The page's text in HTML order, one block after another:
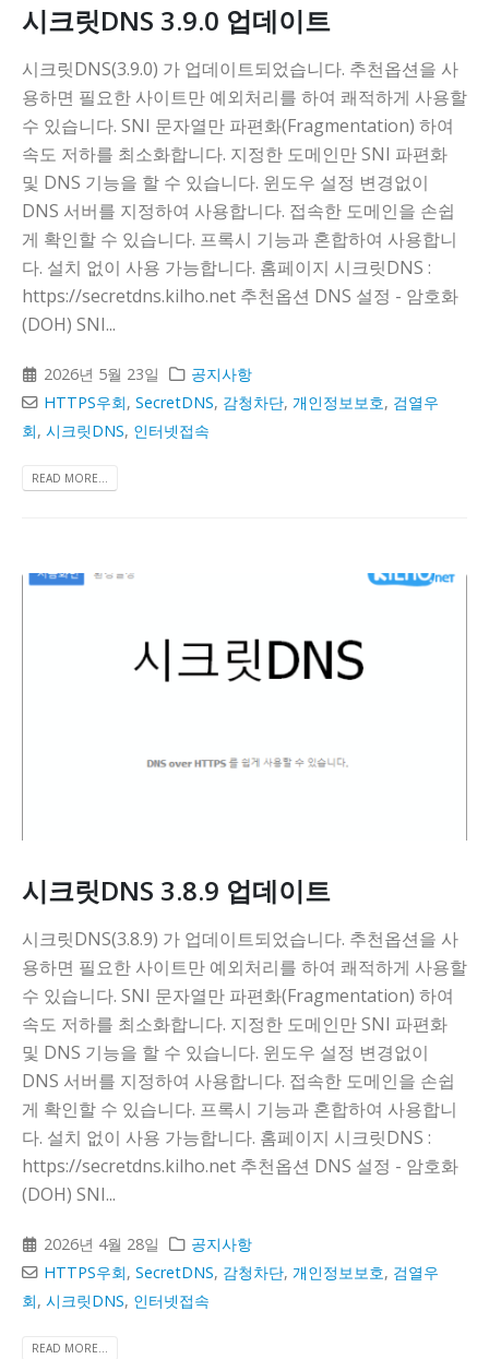
시크릿DNS 3.9.0 업데이트
시크릿DNS(3.9.0) 가 업데이트되었습니다. 추천옵션을 사
용하면 필요한 사이트만 예외처리를 하여 쾌적하게 사용할
수 있습니다. SNI 문자열만 파편화(Fragmentation) 하여
속도 저하를 최소화합니다. 지정한 도메인만 SNI 파편화
및 DNS 기능을 할 수 있습니다. 윈도우 설정 변경없이
DNS 서버를 지정하여 사용합니다. 접속한 도메인을 손쉽
게 확인할 수 있습니다. 프록시 기능과 혼합하여 사용합니
다. 설치 없이 사용 가능합니다. 홈페이지 시크릿DNS :
https://secretdns.kilho.net 추천옵션 DNS 설정 - 암호화
(DOH) SNI...
2026년 5월 23일
공지사항
HTTPS우회,SecretDNS, 감청차단,개인정보보호, 검열우
회, 시크릿DNS, 인터넷접속
READ MORE...
시크릿DNS 3.8.9 업데이트
시크릿DNS(3.8.9) 가 업데이트되었습니다. 추천옵션을 사
용하면 필요한 사이트만 예외처리를 하여 쾌적하게 사용할
수 있습니다. SNI 문자열만 파편화(Fragmentation) 하여
속도 저하를 최소화합니다. 지정한 도메인만 SNI 파편화
및 DNS 기능을 할 수 있습니다. 윈도우 설정 변경없이
DNS 서버를 지정하여 사용합니다. 접속한 도메인을 손쉽
게 확인할 수 있습니다. 프록시 기능과 혼합하여 사용합니
다. 설치 없이 사용 가능합니다. 홈페이지 시크릿DNS :
https://secretdns.kilho.net 추천옵션 DNS 설정 - 암호화
(DOH) SNI...
2026년 4월 28일
공지사항
HTTPS우회,SecretDNS, 감청차단,개인정보보호, 검열우
회, 시크릿DNS, 인터넷접속
READ MORE...